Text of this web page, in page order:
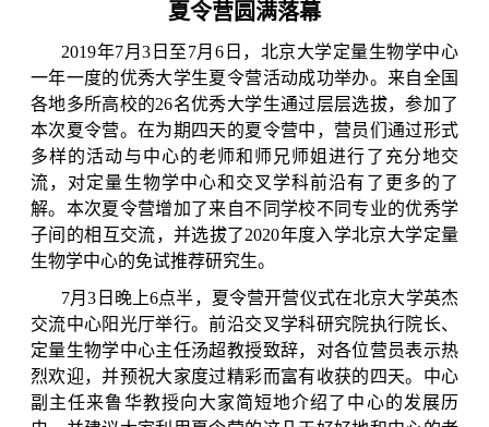
夏令营圆满落幕
2019年7月3 日至7月 6日，北京大学定量生物学中心
一年一度的优秀大学生夏令营活动成功举办。来自全国
各地多所高校的26名优秀大学生通过层层选拔，参加了
本次夏令营。在为期四天的夏令营中，营员们通过形式
多样的活动与中心的老师和师兄师姐进行了充分地交
流，对定量生物学中心和交叉学科前沿有了更多的了
解。本次夏令营增加了来自不同学校不同专业的优秀学
子间的相互交流，并选拔了2020年度入学北京大学定量
生物学中心的免试推荐研究生。
7月3 日晚上6点半，夏令营开营仪式在北京大学英杰
交流中心阳光厅举行。前沿交叉学科研究院执行院长、
定量生物学中心主任汤超教授致辞，对各位营员表示热
烈欢迎，并预祝大家度过精彩而富有收获的四天。中心
副主任来鲁华教授向大家简短地介绍了中心的发展历